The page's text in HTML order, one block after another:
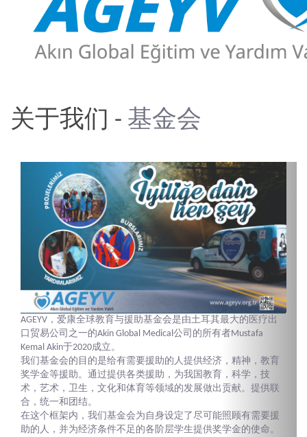
关于我们 - 基金会
AGEYV，爱康全球教育与援助基金会是由土耳其最大的医疗出
口贸易公司之一的Akin Global Medical公司的所有者Mustafa
Kemal Akin于2020成立。
我们基金会的目的是给有需要援助的人提供经济，精神，教育
奖学金等援助。通过提供各类援助，为我国教育，科学，技
术，艺术，卫生，文化和体育等领域的发展做出贡献。提供联
合，统一和团结。
在这个框架内，我们基金会为自身设定了尽可能照顾有需要援
助的人，并为经济条件不足的各阶层学生提供奖学金的使命。